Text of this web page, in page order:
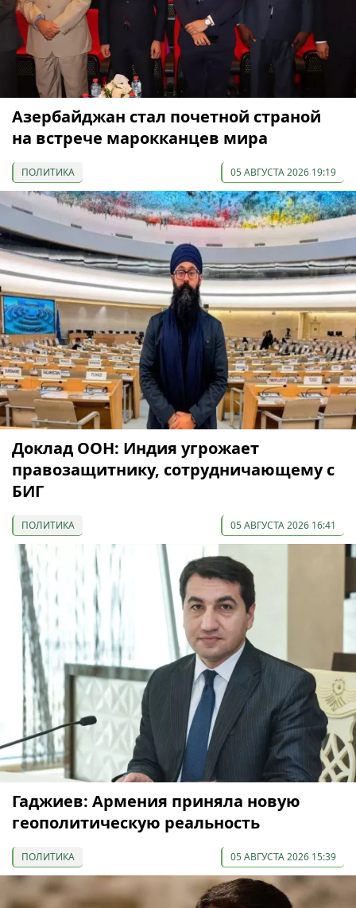
Азербайджан стал почетной страной
на встрече марокканцев мира
ПОЛИТИКА 05 АВГУСТА 2026 19:19
Доклад ООН: Индия угрожает
правозащитнику, сотрудничающему с
БИГ
ПОЛИТИКА 05 АВГУСТА 2026 16:41
Гаджиев: Армения приняла новую
геополитическую реальность
ПОЛИТИКА 05 АВГУСТА 2026 15:39